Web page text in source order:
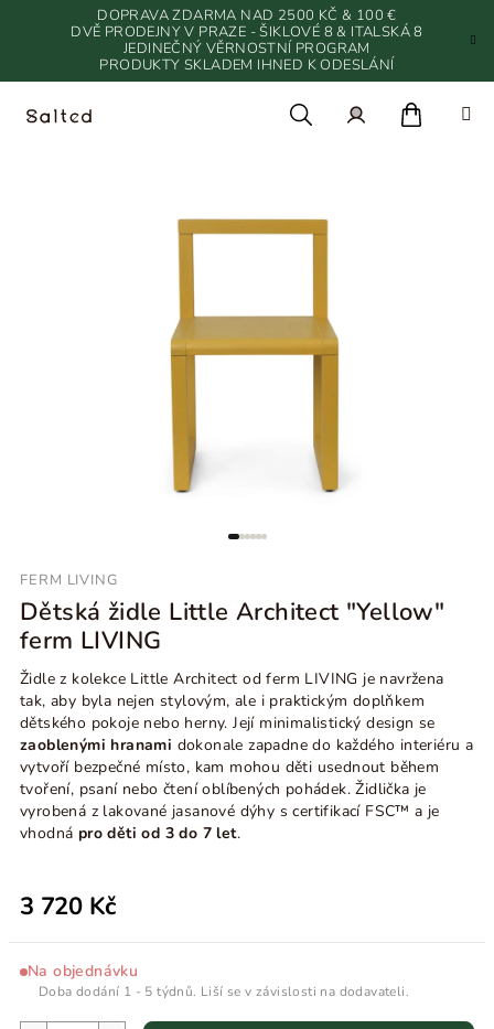
DOPRAVA ZDARMA NAD 2500 KČ & 100 €
DVĚ PRODEJNY V PRAZE - ŠIKLOVÉ 8 & ITALSKÁ 8
JEDINEČNÝ VĚRNOSTNÍ PROGRAM
PRODUKTY SKLADEM IHNED K ODESLÁNÍ
FERM LIVING
Dětská židle Little Architect "Yellow"
ferm LIVING
Židle z kolekce Little Architect od ferm LIVING je navržena
tak, aby byla nejen stylovým, ale i praktickým doplňkem
dětského pokoje nebo herny. Její minimalistický design se
zaoblenými hranami dokonale zapadne do každého interiéru a
vytvoří bezpečné místo, kam mohou děti usednout během
tvoření, psaní nebo čtení oblíbených pohádek. Židlička je
vyrobená z lakované jasanové dýhy s certifikací FSC™ a je
vhodná pro děti od 3 do 7 let.
3 720 Kč
Na objednávku
Doba dodání 1 - 5 týdnů. Liší se v závislosti na dodavateli.